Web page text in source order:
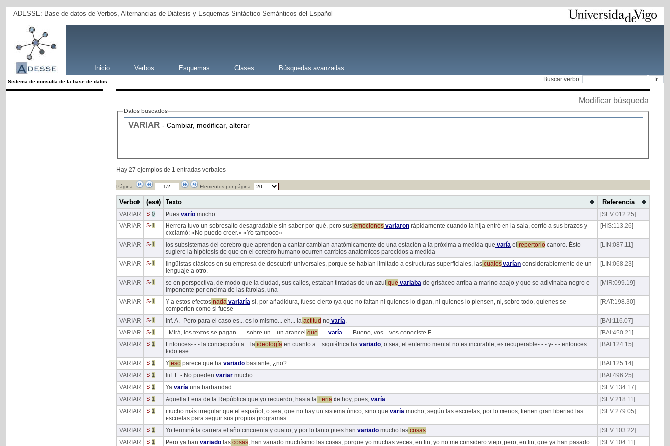
ADESSE: Base de datos de Verbos, Alternancias de Diátesis y Esquemas Sintáctico-Semánticos del Español
Inicio Verbos Esquemas Clases Búsquedas avanzadas
Sistema de consulta de la base de datos Buscar verbo:
Modificar búsqueda
Datos buscados
VARIAR - Cambiar, modificar, alterar
Hay 27 ejemplos de 1 entradas verbales
Página: Elementos por página:
Verbo (ess) Texto Referencia
VARIAR S-0 Puesvaríomucho. [SEV:012.25]
VARIAR
S-1 Herrera tuvo un sobresalto desagradable sin saber por qué, pero susemocionesvariaronrápidamente cuando la hija entró en la sala, corrió a sus brazos y
exclamó: «No puedo creer.» «Yo tampoco»
[HIS:113.26]
VARIAR S-1 los subsistemas del cerebro que aprenden a cantar cambian anatómicamente de una estación a la próxima a medida que varíael repertoriocanoro. Ésto
sugiere la hipótesis de que en el cerebro humano ocurren cambios anatómicos parecidos a medida
[LIN:087.11]
VARIAR S-1 lingüistas clásicos en su empresa de descubrir universales, porque se habían limitado a estructuras superficiales, lascualesvaríanconsiderablemente de un
lenguaje a otro.
[LIN:068.23]
VARIAR S-1 se en perspectiva, de modo que la ciudad, sus calles, estaban tintadas de un azul que variabade grisáceo arriba a marino abajo y que se adivinaba negro e
imponente por encima de las farolas, una
[MIR:099.19]
VARIAR S-1 Y a estos efectosnadavariaríasi, por añadidura, fuese cierto (ya que no faltan ni quienes lo digan, ni quienes lo piensen, ni, sobre todo, quienes se
comporten como si fuese
[RAT:198.30]
VARIAR S-1 Inf. A.- Pero para el caso es... es lo mismo... eh... laactitud novaría. [BAI:116.07]
VARIAR
S-1 - Mirá, los textos se pagan- - - sobre un... un arancel que- - -varía- - - Bueno, vos... vos conociste F. [BAI:450.21]
VARIAR
S-1 Entonces- - - la concepción a... laideologíaen cuanto a... siquiátrica havariado; o sea, el enfermo mental no es incurable, es recuperable- - - y- - - entonces
todo ese
[BAI:124.15]
VARIAR S-1 Yesoparece que havariadobastante, ¿no?... [BAI:125.14]
VARIAR
S-1 Inf. E.- No pueden variarmucho. [BAI:496.25]
VARIAR
S-1 Yavaríauna barbaridad. [SEV:134.17]
VARIAR
S-1 Aquella Feria de la República que yo recuerdo, hasta laFeriade hoy, pues,varía. [SEV:218.11]
VARIAR
S-1 mucho más irregular que el español, o sea, que no hay un sistema único, sino que varíamucho, según las escuelas; por lo menos, tienen gran libertad las
escuelas para seguir sus propios programas
[SEV:279.05]
VARIAR S-1 Yo terminé la carrera el año cincuenta y cuatro, y por lo tanto pues han variadomucho lascosas. [SEV:103.22]
VARIAR
S-1 Pero ya han variadolascosas, han variado muchísimo las cosas, porque yo muchas veces, en fin, yo no me considero viejo, pero, en fin, que ya han pasado
[SEV:104.11]